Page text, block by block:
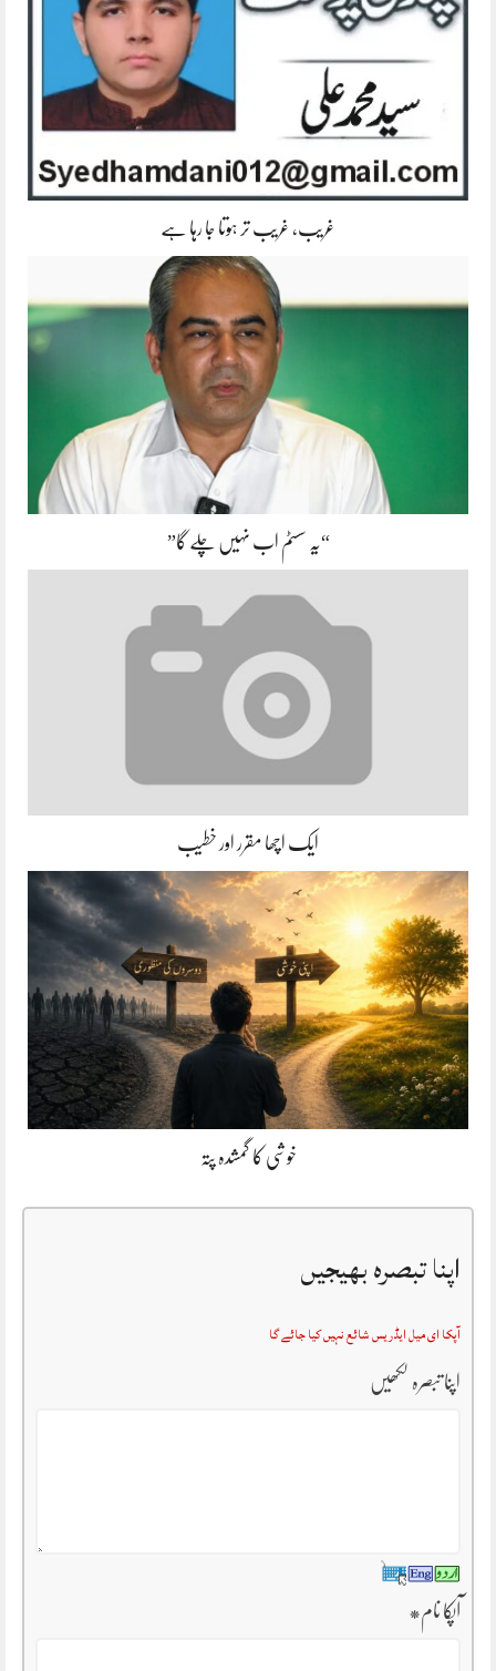
غریب، غریب تر ہوتا جا رہا ہے
“یہ سسٹم اب نہیں چلے گا”
ایک اچھا مقرر اور خطیب
خوشی کا گمشدہ پتہ
اپنا تبصرہ بھیجیں
آپکا ای میل ایڈریس شائع نہیں کیا جائے گا
اپنا تبصرہ لکھیں
آپکا نام*